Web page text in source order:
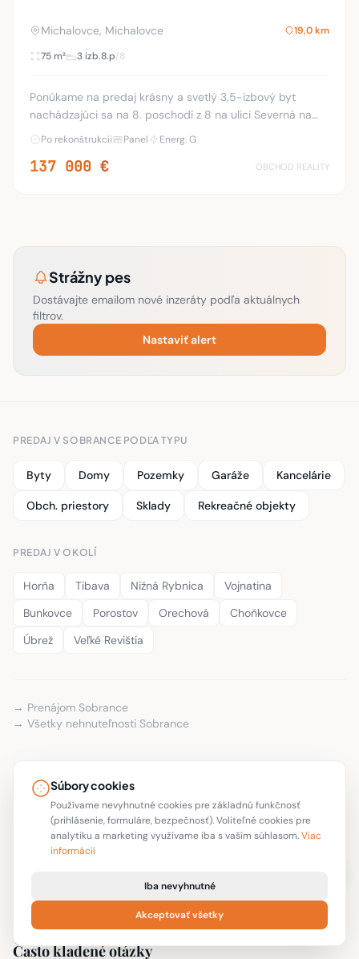
Michalovce, Michalovce 19,0 km
75 m² 3 izb.8.p/8
Ponúkame na predaj krásny a svetlý 3,5-izbový byt
nachádzajúci sa na 8. poschodí z 8 na ulici Severná na
sídlisku SNP v Michalovciach. Byt prešiel rekonštrukciou a
je ideálnou voľbou pre rodinu, ktor
Po rekonštrukcii Panel Energ. G
137 000 € OBCHOD REALITY
Strážny pes
Dostávajte emailom nové inzeráty podľa aktuálnych
filtrov.
Nastaviť alert
PREDAJ V SOBRANCE PODĽA TYPU
Byty Domy Pozemky Garáže Kancelárie
Obch. priestory Sklady Rekreačné objekty
PREDAJ V OKOLÍ
Horňa Tibava Nižná Rybnica
Vojnatina
Bunkovce
Porostov Orechová
Choňkovce
Úbrež
Veľké Revištia
→ Prenájom Sobrance
→ Všetky nehnuteľnosti Sobrance
Hľadáte nehnuteľnosť na predaj v Sobranciach? Na
portáli ProfiReality.sk aktuálne ponúkame3 nehnuteľnosti
od overených realitných kancelárií. Ceny sa pohybujú od
33 900 €do 89 900 €, priemerne 60 267 €. Všetky
inzeráty obsahujú
Často kladené otázky
Súbory cookies
Používame nevyhnutné cookies pre základnú funkčnosť
(prihlásenie, formuláre, bezpečnosť). Voliteľné cookies pre
analytiku a marketing využívame iba s vaším súhlasom.Viac
informácií
Iba nevyhnutné
Akceptovať všetky